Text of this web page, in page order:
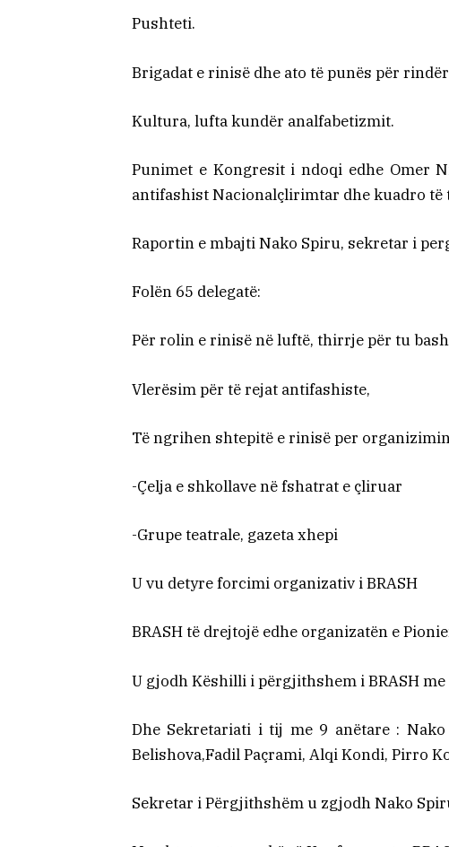
Pushteti.
Brigadat e rinisë dhe ato të punës për
Kultura, lufta kundër analfabetizmit.
Punimet e Kongresit i ndoqi edhe Omer
antifashist Nacionalçlirimtar dhe kuadro të
Raportin e mbajti Nako Spiru, sekretar i
Folën 65 delegatë:
Për rolin e rinisë në luftë, thirrje për tu
Vlerësim për të rejat antifashiste,
Të ngrihen shtepitë e rinisë per
-Çelja e shkollave në fshatrat e çliruar
-Grupe teatrale, gazeta xhepi
U vu detyre forcimi organizativ i BRASH
BRASH të drejtojë edhe organizatën e
U gjodh Këshilli i përgjithshem i BRASH me
Dhe Sekretariati i tij me 9 anëtare :
Belishova,Fadil Paçrami, Alqi Kondi, Pirro
Sekretar i Përgjithshëm u zgjodh Nako